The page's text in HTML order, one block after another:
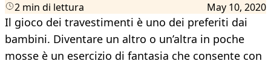
2 min di lettura May 10, 2020
Il gioco dei travestimenti è uno dei preferiti dai
bambini. Diventare un altro o un’altra in poche
mosse è un esercizio di fantasia che consente con